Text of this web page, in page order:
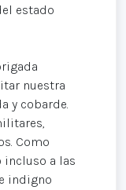
estado
nuestra
y cobarde.
Como
a las
indigno